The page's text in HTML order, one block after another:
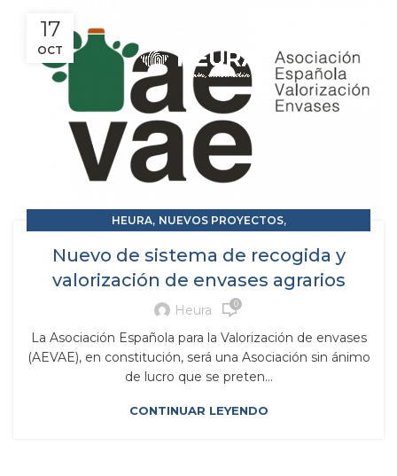
17
OCT
HEURA, NUEVOS PROYECTOS,
Nuevo de sistema de recogida y
valorización de envases agrarios
Heura 0
La Asociación Española para la Valorización de envases
(AEVAE), en constitución, será una Asociación sin ánimo
de lucro que se preten...
CONTINUAR LEYENDO